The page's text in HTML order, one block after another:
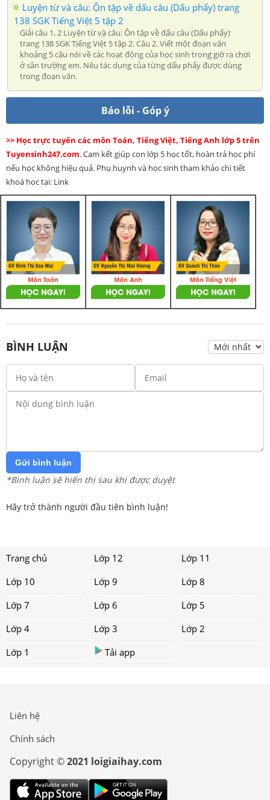
Luyện từ và câu: Ôn tập về dấu câu (Dấu phẩy) trang
138 SGK Tiếng Việt 5 tập 2
Giải câu 1, 2 Luyện từ và câu: Ôn tập về dấu câu (Dấu phẩy)
trang 138 SGK Tiếng Việt 5 tập 2. Câu 2. Viết một đoạn văn
khoảng 5 câu nói về các hoạt động của học sinh trong giờ ra chơi
ở sân trường em. Nêu tác dụng của từng dấu phẩy được dùng
trong đoạn văn.
Báo lỗi - Góp ý
>> Học trực tuyến các môn Toán, Tiếng Việt, Tiếng Anh lớp 5 trên
Tuyensinh247.com. Cam kết giúp con lớp 5 học tốt, hoàn trả học phí
nếu học không hiệu quả. Phụ huynh và học sinh tham khảo chi tiết
khoá học tại: Link
BÌNH LUẬN
Gửi bình luận
*Bình luận sẽ hiển thị sau khi được duyệt
Hãy trở thành người đầu tiên bình luận!
Trang chủ Lớp 12
Lớp 11
Lớp 10
Lớp 9
Lớp 8
Lớp 7
Lớp 6
Lớp 5
Lớp 4
Lớp 3
Lớp 2
Lớp 1
Tải app
Liên hệ
Chính sách
Copyright ©2021 loigiaihay.com